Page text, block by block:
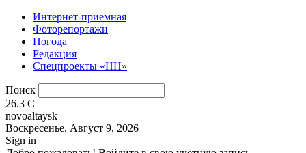
Интернет-приемная
Фоторепортажи
Погода
Редакция
Спецпроекты «НН»
Поиск
26.3 C
novoaltaysk
Воскресенье, Август 9, 2026
Sign in